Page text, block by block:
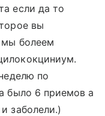
если да то
вы
мы болеем
по
было 6 приемов а
заболели.)